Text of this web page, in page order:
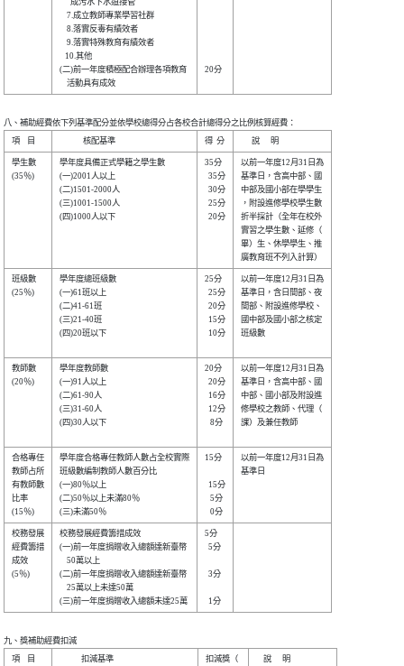
(二)前一年度積極配合辦理各項教育
20分
八、補助經費依下列基準配分並依學校總得分占各校合計總得分之比例核算經費：
學生數
(35％)
學年度具備正式學籍之學生數
(一)2001人以上
(二)1501-2000人
(三)1001-1500人
(四)1000人以下
35分
以前一年度12月31日為
基準日，含高中部、國
中部及國小部在學學生
，附設進修學校學生數
折半採計（全年在校外
實習之學生數、延修（
畢）生、休學學生、推
班級數
(25％)
學年度總班級數
(一)61班以上
(二)41-61班
(三)21-40班
(四)20班以下
25分
以前一年度12月31日為
基準日，含日間部、夜
間部、附設進修學校、
國中部及國小部之核定
班級數
教師數
(20％)
學年度教師數
(一)91人以上
(二)61-90人
(三)31-60人
(四)30人以下
20分
以前一年度12月31日為
基準日，含高中部、國
中部、國小部及附設進
修學校之教師、代理（
課）及兼任教師
合格專任
教師占所
有教師數
比率
學年度合格專任教師人數占全校實際
班級數編制教師人數百分比
(一)80％以上
(二)50％以上未滿80％
15分
以前一年度12月31日為
基準日
校務發展
經費籌措
成效
(5％)
校務發展經費籌措成效
(一)前一年度捐贈收入總額達新臺幣
(二)前一年度捐贈收入總額達新臺幣
5分
九、獎補助經費扣減
項    目
扣減獎（